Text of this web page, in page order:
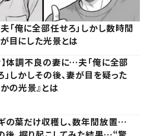
俺に全部任せろ」しかし数時間
目にした光景とは
】体調不良の妻に…夫「俺に全部
」しかしその後、妻が目を疑った
かの光景』とは
の葉だけ収穫し、数年間放置…